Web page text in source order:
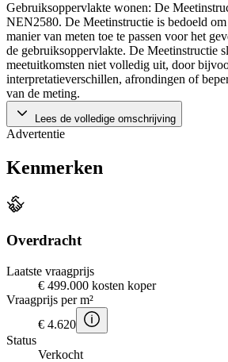
Gebruiksoppervlakte wonen: De
NEN2580. De Meetinstructie is bedoeld om
manier van meten toe te passen voor het
de gebruiksoppervlakte. De Meetinstructie
meetuitkomsten niet volledig uit, door
interpretatieverschillen, afrondingen of
van de meting.
Lees de volledige omschrijving
Advertentie
Kenmerken
Overdracht
Laatste vraagprijs
€ 499.000 kosten koper
Vraagprijs per m²
€ 4.620
Status
Verkocht